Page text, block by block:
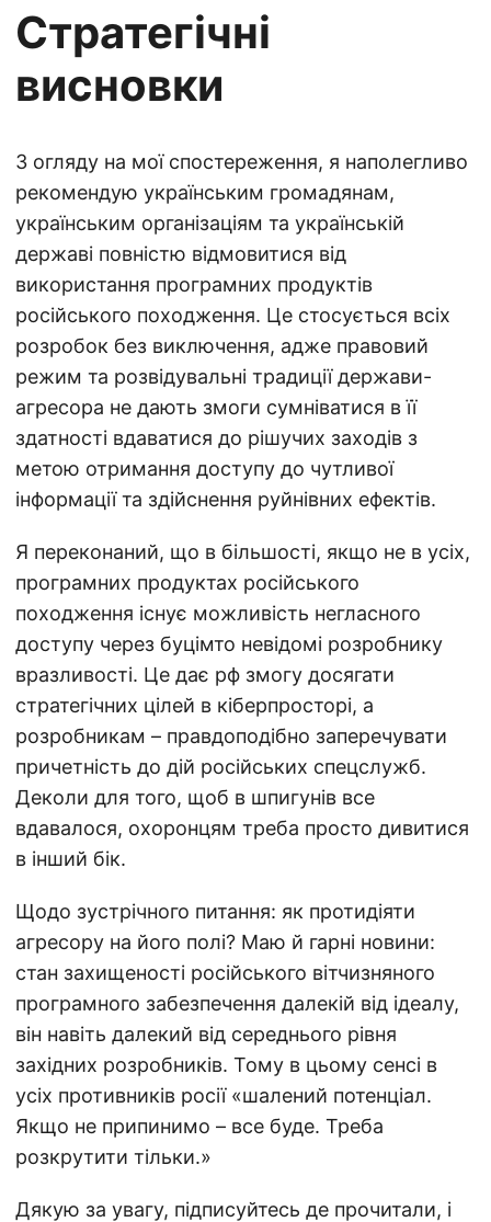
Стратегічні
висновки
З огляду на мої спостереження, я наполегливо
рекомендую українським громадянам,
українським організаціям та українській
державі повністю відмовитися від
використання програмних продуктів
російського походження. Це стосується всіх
розробок без виключення, адже правовий
режим та розвідувальні традиції держави-
агресора не дають змоги сумніватися в її
здатності вдаватися до рішучих заходів з
метою отримання доступу до чутливої
інформації та здійснення руйнівних ефектів.
Я переконаний, що в більшості, якщо не в усіх,
програмних продуктах російського
походження існує можливість негласного
доступу через буцімто невідомі розробнику
вразливості. Це дає рф змогу досягати
стратегічних цілей в кіберпросторі, а
розробникам – правдоподібно заперечувати
причетність до дій російських спецслужб.
Деколи для того, щоб в шпигунів все
вдавалося, охоронцям треба просто дивитися
в інший бік.
Щодо зустрічного питання: як протидіяти
агресору на його полі? Маю й гарні новини:
стан захищеності російського вітчизняного
програмного забезпечення далекій від ідеалу,
він навіть далекий від середнього рівня
західних розробників. Тому в цьому сенсі в
усіх противників росії «шалений потенціал.
Якщо не припинимо – все буде. Треба
розкрутити тільки.»
Дякую за увагу, підписуйтесь де прочитали, і